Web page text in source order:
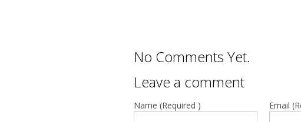
No Comments Yet.
Leave a comment
Name (Required ) Email